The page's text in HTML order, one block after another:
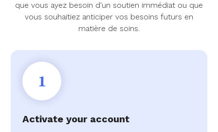
que vous ayez besoin d'un soutien immédiat ou que
vous souhaitiez anticiper vos besoins futurs en
matière de soins.
1
Activate your account